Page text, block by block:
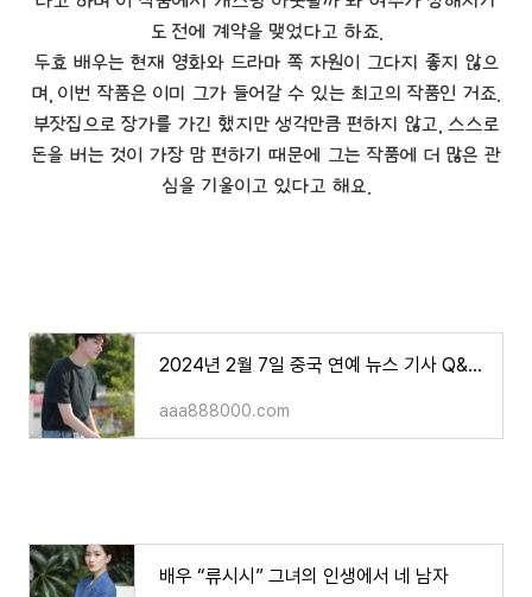
도 전에 계약을 맺었다고 하죠.
두효 배우는 현재 영화와 드라마 쪽 자원이 그다지 좋지 않으
며, 이번 작품은 이미 그가 들어갈 수 있는 최고의 작품인 거죠.
부잣집으로 장가를 가긴 했지만 생각만큼 편하지 않고, 스스로
돈을 버는 것이 가장 맘 편하기 때문에 그는 작품에 더 많은 관
심을 기울이고 있다고 해요.
2024년 2월 7일 중국 연예 뉴스 기사 Q&A (장징의, 판청청, 임일, 오뢰등..!!)
aaa888000.com
배우 “류시시” 그녀의 인생에서 네 남자